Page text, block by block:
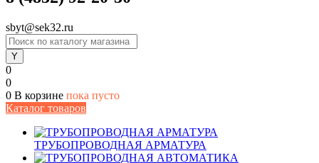
sbyt@sek32.ru
0
0
0 В корзине пока пусто
Каталог товаров
ТРУБОПРОВОДНАЯ АРМАТУРА